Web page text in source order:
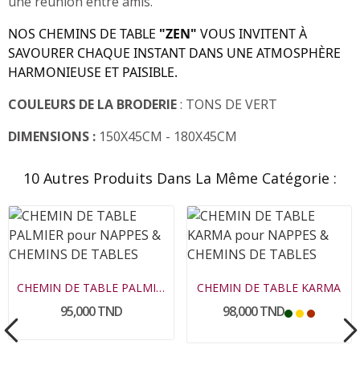
NOS CHEMINS DE TABLE "ZEN" VOUS INVITENT À
SAVOURER CHAQUE INSTANT DANS UNE ATMOSPHÈRE
HARMONIEUSE ET PAISIBLE.
COULEURS DE LA BRODERIE: TONS DE VERT
DIMENSIONS : 150X45CM - 180X45CM
10 Autres Produits Dans La Même Catégorie :
CHEMIN DE TABLE PALMIER
95,000 TND
CHEMIN DE TABLE KARMA
98,000 TND